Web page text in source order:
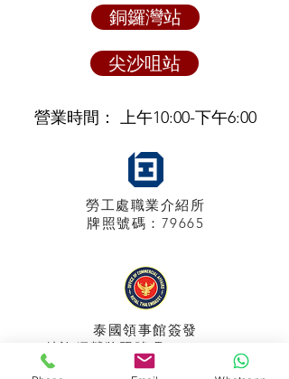
銅鑼灣站
尖沙咀站
營業時間： 上午10:00-下午6:00
勞工處職業介紹所
牌照號碼：79665
泰國領事館簽發
特許經營牌照號碼：048/2025